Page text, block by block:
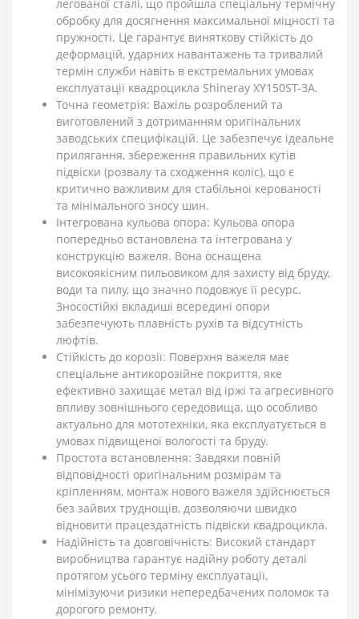
легованої сталі, що пройшла спеціальну термічну
обробку для досягнення максимальної міцності та
пружності. Це гарантує виняткову стійкість до
деформацій, ударних навантажень та тривалий
термін служби навіть в екстремальних умовах
експлуатації квадроцикла Shineray XY150ST-3A.
Точна геометрія: Важіль розроблений та
виготовлений з дотриманням оригінальних
заводських специфікацій. Це забезпечує ідеальне
прилягання, збереження правильних кутів
підвіски (розвалу та сходження коліс), що є
критично важливим для стабільної керованості
та мінімального зносу шин.
Інтегрована кульова опора: Кульова опора
попередньо встановлена та інтегрована у
конструкцію важеля. Вона оснащена
високоякісним пильовиком для захисту від бруду,
води та пилу, що значно подовжує її ресурс.
Зносостійкі вкладиші всередині опори
забезпечують плавність рухів та відсутність
люфтів.
Стійкість до корозії: Поверхня важеля має
спеціальне антикорозійне покриття, яке
ефективно захищає метал від іржі та агресивного
впливу зовнішнього середовища, що особливо
актуально для мототехніки, яка експлуатується в
умовах підвищеної вологості та бруду.
Простота встановлення: Завдяки повній
відповідності оригінальним розмірам та
кріпленням, монтаж нового важеля здійснюється
без зайвих труднощів, дозволяючи швидко
відновити працездатність підвіски квадроцикла.
Надійність та довговічність: Високий стандарт
виробництва гарантує надійну роботу деталі
протягом усього терміну експлуатації,
мінімізуючи ризики непередбачених поломок та
дорогого ремонту.